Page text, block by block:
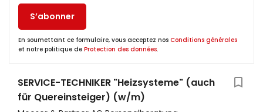
S’abonner
En soumettant ce formulaire, vous acceptez nos Conditions générales
et notre politique de Protection des données.
SERVICE-TECHNIKER "Heizsysteme" (auch
für Quereinsteiger) (w/m)